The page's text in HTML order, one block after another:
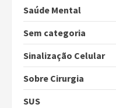
Saúde Mental
Sem categoria
Sinalização Celular
Sobre Cirurgia
SUS